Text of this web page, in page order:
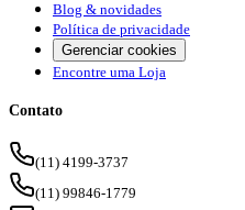
Blog & novidades
Política de privacidade
Gerenciar cookies
Encontre uma Loja
Contato
(11) 4199-3737
(11) 99846-1779